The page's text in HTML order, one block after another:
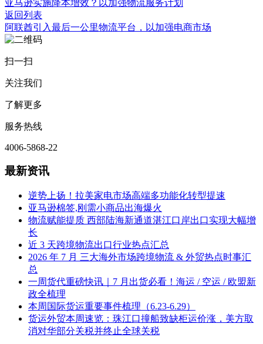
亚马逊实施降本增效？以加强物流服务计划
返回列表
阿联酋引入最后一公里物流平台，以加强电商市场
扫一扫
关注我们
了解更多
服务热线
4006-5868-22
最新资讯
逆势上扬！拉美家电市场高端多功能化转型提速
亚马逊棉签,刚需小商品出海爆火
物流赋能提质 西部陆海新通道湛江口岸出口实现大幅增
长
近 3 天跨境物流出口行业热点汇总
2026 年 7 月 三大海外市场跨境物流 & 外贸热点时事汇
总
一周货代重磅快讯｜7 月出货必看！海运 / 空运 / 欧盟新
政全梳理
本周国际货运重要事件梳理（6.23-6.29）
货运外贸本周速览：珠江口撞船致缺柜运价涨，美方取
消对华部分关税并终止全球关税